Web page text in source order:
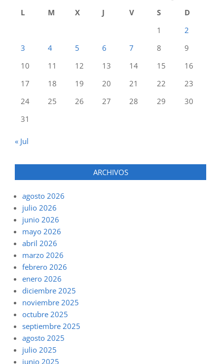
L
M X J V S
D
1
2
3
4 5 6 7 8
9
10
11 12 13 14 15
16
17
18 19 20 21 22
23
24
25 26 27 28 29
30
31
« Jul
ARCHIVOS
agosto 2026
julio 2026
junio 2026
mayo 2026
abril 2026
marzo 2026
febrero 2026
enero 2026
diciembre 2025
noviembre 2025
octubre 2025
septiembre 2025
agosto 2025
julio 2025
junio 2025